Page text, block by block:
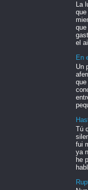
La
que
el
En
Un
Tú
fui
ya
he